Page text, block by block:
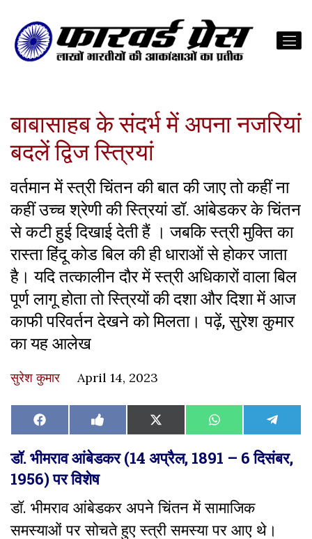
बाबासाहब के संदर्भ में अपना नजरियां
बदलें द्विज स्त्रियां
वर्तमान में स्त्री चिंतन की बात की जाए तो कहीं ना
कहीं उच्च श्रेणी की स्त्रियां डॉ. आंबेडकर के चिंतन
से कटी हुई दिखाई देती हैं । जबकि स्त्री मुक्ति का
रास्ता हिंदू कोड बिल की ही धाराओं से होकर जाता
है। यदि तत्कालीन दौर में स्त्री अधिकारों वाला बिल
पूर्ण लागू होता तो स्त्रियों की दशा और दिशा में आज
काफी परिवर्तन देखने को मिलता। पढ़ें, सुरेश कुमार
का यह आलेख
सुरेश कुमार April 14, 2023
Share
on
Facebook Share
on
Like
on
Share
on
X
(Twitter)
Share
on
WhatsAppShare
on
डॉ. भीमराव आंबेडकर (14 अप्रैल, 1891 – 6 दिसंबर,
1956) पर विशेष
डॉ. भीमराव आंबेडकर अपने चिंतन में सामाजिक
समस्याओं पर सोचते हुए स्त्री समस्या पर आए थे।